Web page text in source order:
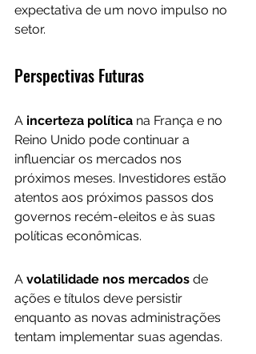
expectativa de um novo impulso no
setor.
Perspectivas Futuras
A incerteza política na França e no
Reino Unido pode continuar a
influenciar os mercados nos
próximos meses. Investidores estão
atentos aos próximos passos dos
governos recém-eleitos e às suas
políticas econômicas.
A volatilidade nos mercados de
ações e títulos deve persistir
enquanto as novas administrações
tentam implementar suas agendas.